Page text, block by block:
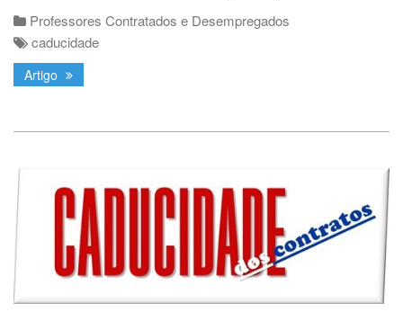
Professores Contratados e Desempregados
caducidade
Artigo